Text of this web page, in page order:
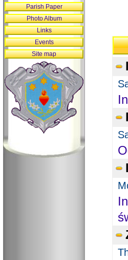
Parish Paper
Photo Album
Links
Events
Site map